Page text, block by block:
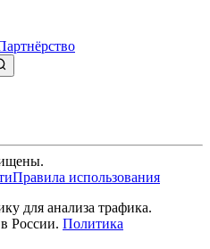
Правила использования
для анализа трафика.
России. Политика